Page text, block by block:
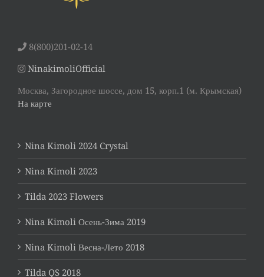
8(800)201-02-14
NinakimoliOfficial
Москва, Загородное шоссе, дом 15, корп.1 (м. Крымская)
На карте
Nina Kimoli 2024 Crystal
Nina Kimoli 2023
Tilda 2023 Flowers
Nina Kimoli Осень-Зима 2019
Nina Kimoli Весна-Лето 2018
Tilda QS 2018